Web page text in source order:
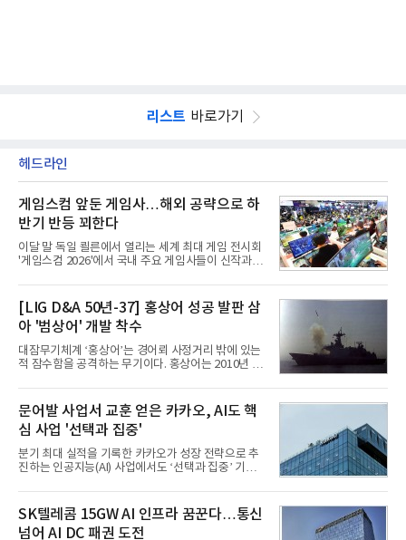
리스트 바로가기
헤드라인
게임스컴 앞둔 게임사…해외 공략으로 하
반기 반등 꾀한다
이달 말 독일 쾰른에서 열리는 세계 최대 게임 전시회
'게임스컴 2026'에서 국내 주요 게임사들이 신작과 글
체별로 엇갈린 가운데 하반기 신작 흥행과 해외 시장
성과가 실적을 좌우할 핵심 변수로 떠오르고 있다.8일
업계에 따르면 올해 상반기 게임업계는 기업별 성적
표가 크게 갈렸다. 대표적으로 크래프톤은 'PUBG: 배
틀그라운드'의 안정적인 성장에 힘입어 상반기 연결
기준 매출 2조6616억원, 영업이익 9725억원으로 역
대 최대 실적을 기록했다. 엔씨도 올해 출시한 '아이온
동기 대
[LIG D&A 50년-37] 홍상어 성공 발판 삼
아 '범상어' 개발 착수
대잠무기체계 ‘홍상어’는 경어뢰 사정거리 밖에 있는
적 잠수함을 공격하는 무기이다. 홍상어는 2010년 넥
이뤄졌다. 이후 2012년 한국형 구축함(KDX-1) 이상
의 함정에 실전 배치됐다.그해 7월 해군은 동해상에서
성능 검증을 위해 홍상어 시험발사를 실시했다. 이때
홍상어가 목표 지점에서 입수한 후 표적을 타격하지
못하고 물속에서 멈춰버리는 예상 밖의 일이 벌어졌
다. 2차 품질확인 사격 시험에서도 만족스러운 결과를
얻지 못했다. 완벽한 신뢰성 확보를 위해 LIG넥스원은
분야를
문어발 사업서 교훈 얻은 카카오, AI도 핵
심 사업 '선택과 집중'
분기 최대 실적을 기록한 카카오가 성장 전략으로 추
진하는 인공지능(AI) 사업에서도 ‘선택과 집중’ 기조
라 투자에 나서는 것과 달리, 카카오는 ‘카카오톡’이
라는 플랫폼 경쟁력을 활용한 AI 에이전트 서비스에
집중하는 전략이다. 과거 무리한 사업 확장 과정에서
겪었던 시행착오를 되풀이하지 않고 핵심 역량에 집
SK텔레콤 15GW AI 인프라 꿈꾼다…통신
넘어 AI DC 패권 도전